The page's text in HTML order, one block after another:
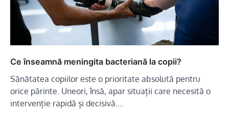
Ce înseamnă meningita bacteriană la copii?
Sănătatea copiilor este o prioritate absolută pentru
orice părinte. Uneori, însă, apar situații care necesită o
intervenție rapidă și decisivă.…